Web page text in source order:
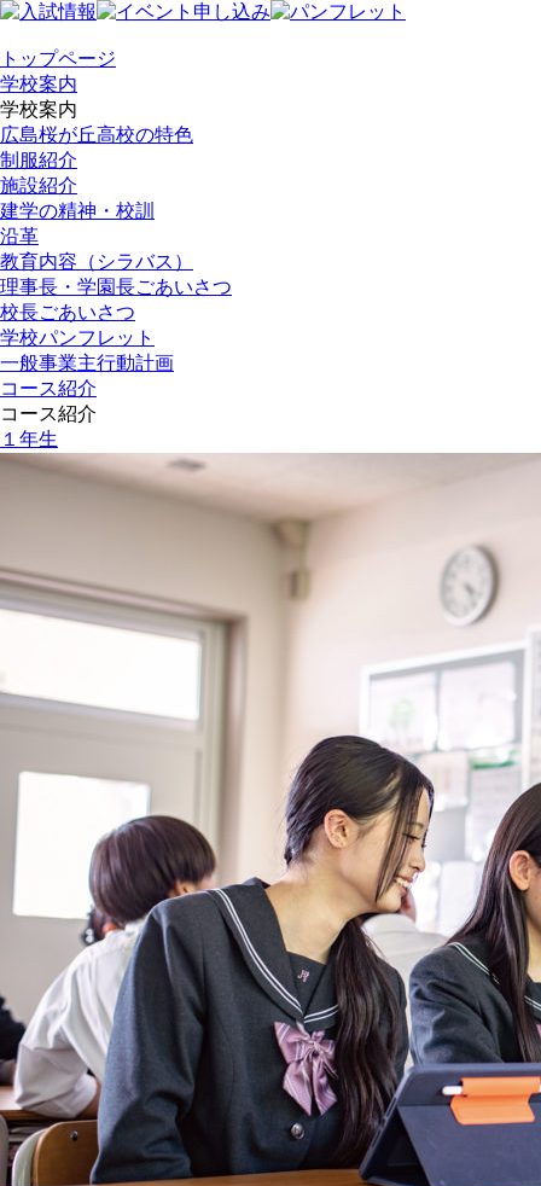
トップページ
学校案内
学校案内
広島桜が丘高校の特色
制服紹介
施設紹介
建学の精神・校訓
沿革
教育内容（シラバス）
理事長・学園長ごあいさつ
校長ごあいさつ
学校パンフレット
一般事業主行動計画
コース紹介
コース紹介
１年生